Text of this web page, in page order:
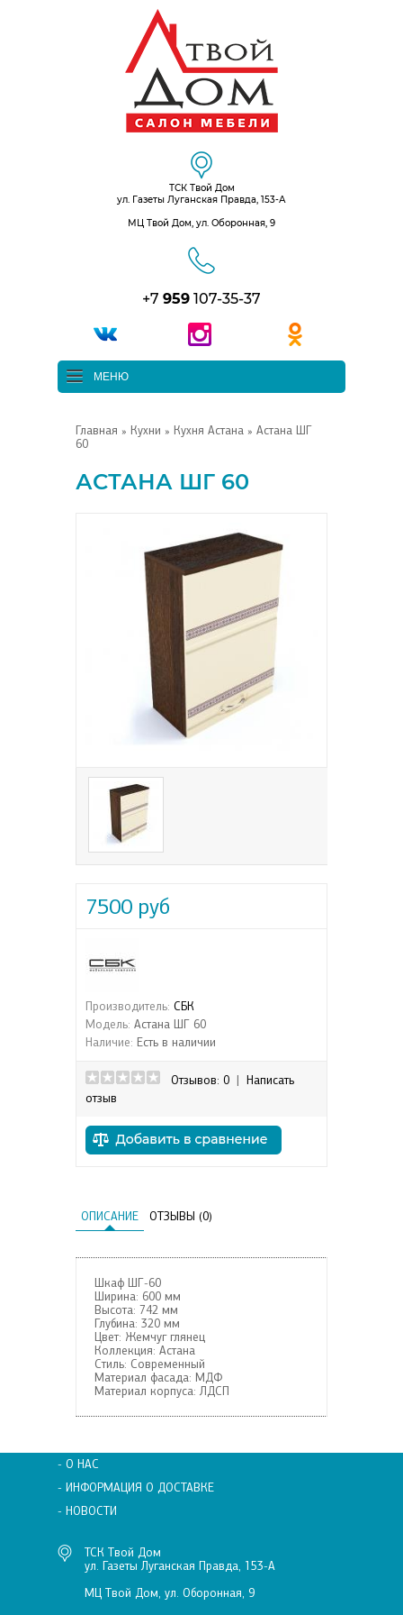
ТСК Твой Дом
ул. Газеты Луганская Правда, 153-А
МЦ Твой Дом, ул. Оборонная, 9
+7 959 107-35-37
МЕНЮ
Главная » Кухни » Кухня Астана » Астана ШГ
60
АСТАНА ШГ 60
7500 руб
Производитель: СБК
Модель: Астана ШГ 60
Наличие: Есть в наличии
Отзывов: 0
Написать
отзыв
ОПИСАНИЕ ОТЗЫВЫ (0)
Шкаф ШГ-60
Ширина: 600 мм
Высота: 742 мм
Глубина: 320 мм
Цвет: Жемчуг глянец
Коллекция: Астана
Стиль: Современный
Материал фасада: МДФ
Материал корпуса: ЛДСП
- О НАС
- ИНФОРМАЦИЯ О ДОСТАВКЕ
- НОВОСТИ
ТСК Твой Дом
ул. Газеты Луганская Правда, 153-А
МЦ Твой Дом, ул. Оборонная, 9